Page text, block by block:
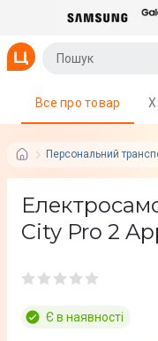
Персональний
Все про товар
City Pro 2
Є в наявності